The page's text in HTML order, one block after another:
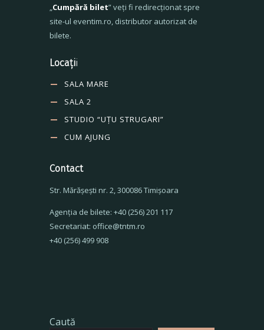
„Cumpără bilet” veți fi redirecționat spre
site-ul eventim.ro, distributor autorizat de
bilete.
Locații
SALA MARE
SALA 2
STUDIO “UȚU STRUGARI”
CUM AJUNG
Contact
Str. Mărăşeşti nr. 2, 300086 Timişoara
Agenţia de bilete: +40 (256) 201 117
Secretariat: office@tntm.ro
+40 (256) 499 908
Caută